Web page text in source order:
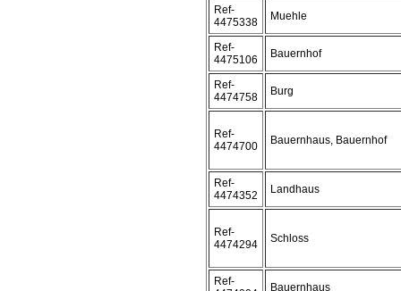
Ref-
4475338
Muehle
Ref-
4475106
Bauernhof
Ref-
4474758
Burg
Ref-
4474700
Bauernhaus, Bauernhof
Ref-
4474352
Landhaus
Ref-
4474294
Schloss
Ref-
Bauernhaus